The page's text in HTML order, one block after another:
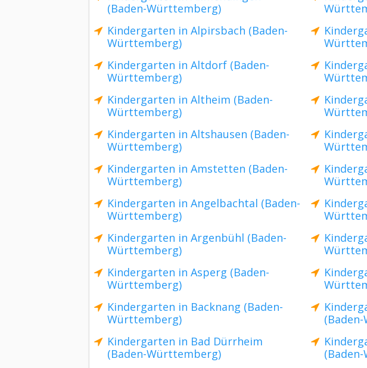
(Baden-Württemberg)
Kindergarten in Alpirsbach (Baden-
Württemberg)
Kindergarten in Altdorf (Baden-
Württemberg)
Kindergarten in Altheim (Baden-
Württemberg)
Kindergarten in Altshausen (Baden-
Württemberg)
Kindergarten in Amstetten (Baden-
Württemberg)
Kindergarten in Angelbachtal (Baden-
Württemberg)
Kindergarten in Argenbühl (Baden-
Württemberg)
Kindergarten in Asperg (Baden-
Württemberg)
Kindergarten in Backnang (Baden-
Württemberg)
Kindergarten in Bad Dürrheim
(Baden-Württemberg)